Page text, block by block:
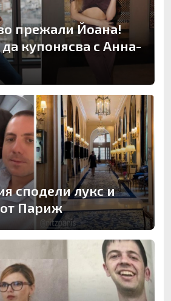
прежали Йоана!
да купонясва с Анна-
сподели лукс и
Париж